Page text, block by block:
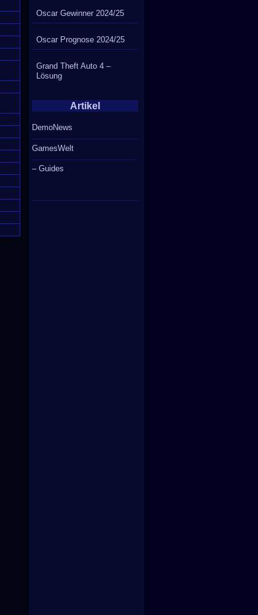
Oscar Gewinner 2024/25
Oscar Prognose 2024/25
Grand Theft Auto 4 –
Lösung
Artikel
DemoNews
GamesWelt
– Guides